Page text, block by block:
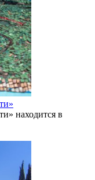
находится в